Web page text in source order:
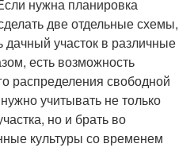
нужна планировка
две отдельные схемы,
дачный участок в различные
есть возможность
распределения свободной
учитывать не только
но и брать во
культуры со временем